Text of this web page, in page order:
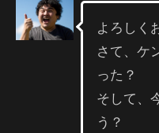
よろしく
さて、ケ
った？
そして、
う？